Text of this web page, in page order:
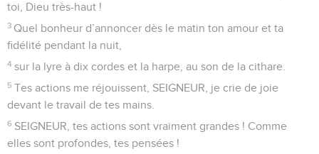
toi, Dieu très-haut !
3 Quel bonheur d’annoncer dès le matin ton amour et ta
fidélité pendant la nuit,
4 sur la lyre à dix cordes et la harpe, au son de la cithare.
5 Tes actions me réjouissent, SEIGNEUR, je crie de joie
devant le travail de tes mains.
6 SEIGNEUR, tes actions sont vraiment grandes ! Comme
elles sont profondes, tes pensées !